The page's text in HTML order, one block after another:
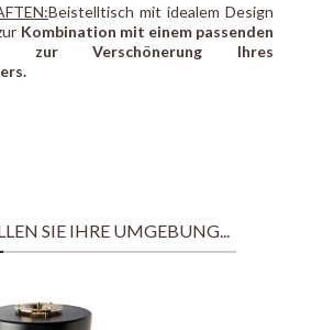
Beistelltisch mit idealem Design
Kombination mit einem passenden
zur Verschönerung Ihres
SIE IHRE UMGEBUNG...